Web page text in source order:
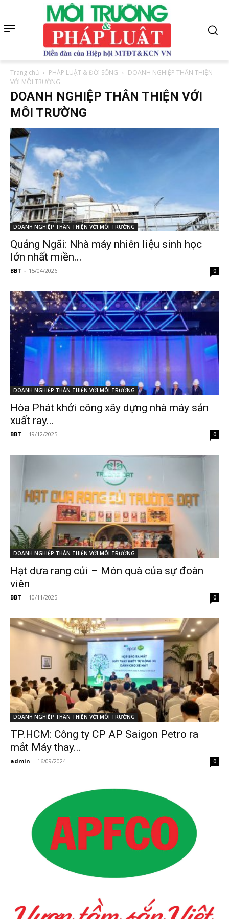
Trang chủ PHÁP LUẬT & ĐỜI SỐNG
DOANH NGHIỆP THÂN THIỆN
VỚI MÔI TRƯỜNG
DOANH NGHIỆP THÂN THIỆN VỚI
MÔI TRƯỜNG
DOANH NGHIỆP THÂN THIỆN VỚI MÔI TRƯỜNG
Quảng Ngãi: Nhà máy nhiên liệu sinh học
lớn nhất miền...
BBT - 15/04/2026 0
DOANH NGHIỆP THÂN THIỆN VỚI MÔI TRƯỜNG
Hòa Phát khởi công xây dựng nhà máy sản
xuất ray...
BBT - 19/12/2025 0
DOANH NGHIỆP THÂN THIỆN VỚI MÔI TRƯỜNG
Hạt dưa rang củi – Món quà của sự đoàn
viên
BBT - 10/11/2025 0
DOANH NGHIỆP THÂN THIỆN VỚI MÔI TRƯỜNG
TP.HCM: Công ty CP AP Saigon Petro ra
mắt Máy thay...
admin - 16/09/2024 0